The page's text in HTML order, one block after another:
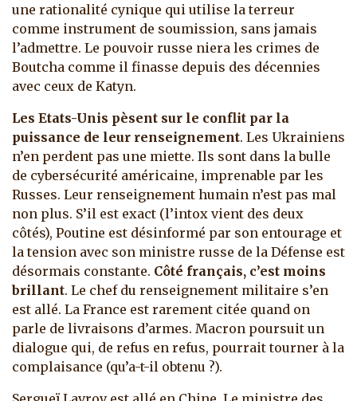
une rationalité cynique qui utilise la terreur
comme instrument de soumission, sans jamais
l’admettre. Le pouvoir russe niera les crimes de
Boutcha comme il finasse depuis des décennies
avec ceux de Katyn.
Les Etats-Unis pèsent sur le conflit par la
puissance de leur renseignement. Les Ukrainiens
n’en perdent pas une miette. Ils sont dans la bulle
de cybersécurité américaine, imprenable par les
Russes. Leur renseignement humain n’est pas mal
non plus. S’il est exact (l’intox vient des deux
côtés), Poutine est désinformé par son entourage et
la tension avec son ministre russe de la Défense est
désormais constante. Côté français, c’est moins
brillant. Le chef du renseignement militaire s’en
est allé. La France est rarement citée quand on
parle de livraisons d’armes. Macron poursuit un
dialogue qui, de refus en refus, pourrait tourner à la
complaisance (qu’a-t-il obtenu ?).